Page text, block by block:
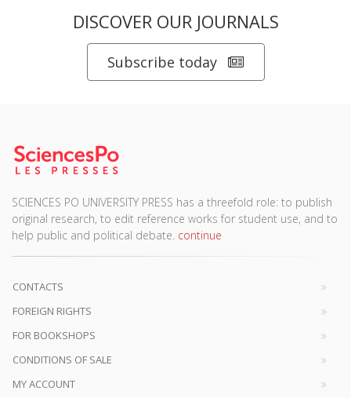
DISCOVER OUR JOURNALS
Subscribe today
SCIENCES PO UNIVERSITY PRESS has a threefold role: to publish
original research, to edit reference works for student use, and to
help public and political debate. continue
CONTACTS
FOREIGN RIGHTS
FOR BOOKSHOPS
CONDITIONS OF SALE
MY ACCOUNT